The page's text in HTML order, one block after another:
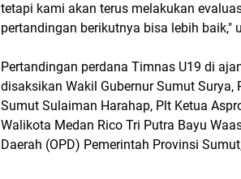
tetapi kami akan terus melakukan
pertandingan berikutnya bisa lebih baik,"
Pertandingan perdana Timnas U19 di
disaksikan Wakil Gubernur Sumut Surya,
Sumut Sulaiman Harahap, Plt Ketua
Walikota Medan Rico Tri Putra Bayu
Daerah (OPD) Pemerintah Provinsi